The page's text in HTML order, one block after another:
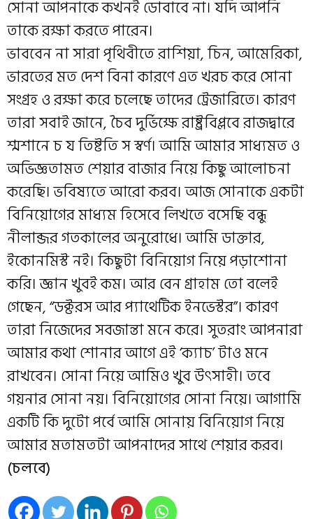
সোনা আপনাকে কখনই ডোবাবে না। যদি আপনি
তাকে রক্ষা করতে পারেন।
ভাববেন না সারা পৃথিবীতে রাশিয়া, চিন, আমেরিকা,
ভারতের মত দেশ বিনা কারণে এত খরচ করে সোনা
সংগ্রহ ও রক্ষা করে চলেছে তাদের ট্রেজারিতে। কারণ
তারা সবাই জানে, চৈব দুর্ভিক্ষে রাষ্ট্রবিপ্লবে রাজদ্বারে
শ্মশানে চ য তিষ্টতি স স্বর্ণ। আমি আমার সাধ্যমত ও
অভিজ্ঞতামত শেয়ার বাজার নিয়ে কিছু আলোচনা
করেছি। ভবিষ্যতে আরো করব। আজ সোনাকে একটা
বিনিয়োগের মাধ্যম হিসেবে লিখতে বসেছি বন্ধু
নীলাব্জর গতকালের অনুরোধে। আমি ডাক্তার,
ইকোনমিস্ট নই। কিছুটা বিনিয়োগ নিয়ে পড়াশোনা
করি। জ্ঞান খুবই কম। আর বেন গ্রাহাম তো বলেই
গেছেন, “ডক্টরস আর প্যাথেটিক ইনভেস্টর”। কারণ
তারা নিজেদের সবজান্তা মনে করে। সুতরাং আপনারা
আমার কথা শোনার আগে এই ‘ক্যাচ’ টাও মনে
রাখবেন। সোনা নিয়ে আমিও খুব উৎসাহী। তবে
গয়নার সোনা নয়। বিনিয়োগের সোনা নিয়ে। আগামি
একটি কি দুটো পর্বে আমি সোনায় বিনিয়োগ নিয়ে
আমার মতামতটা আপনাদের সাথে শেয়ার করব।
(চলবে)